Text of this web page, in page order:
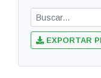
EXPORTAR